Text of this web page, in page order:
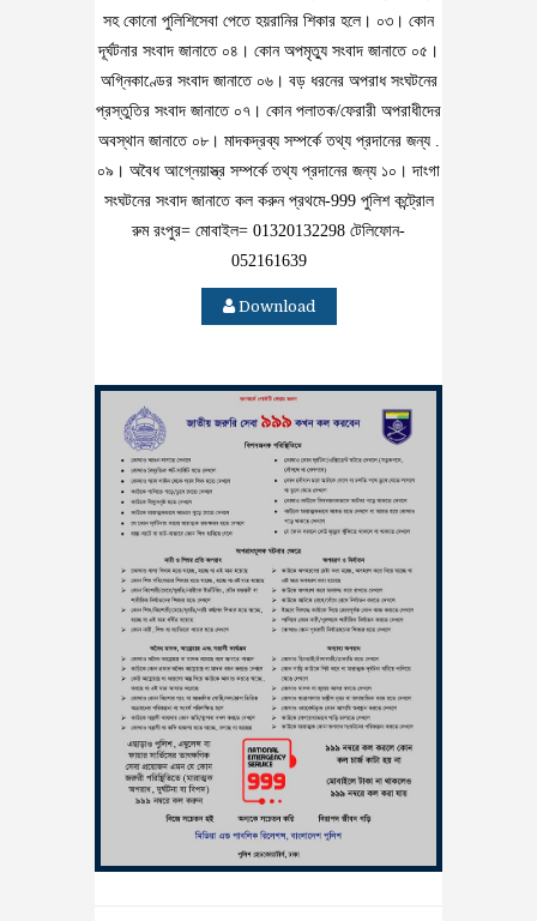
সহ কোনো পুলিশিসেবা পেতে হয়রানির শিকার হলে। ০৩। কোন
দূর্ঘটনার সংবাদ জানাতে ০৪। কোন অপমৃত্যু সংবাদ জানাতে ০৫।
অগ্নিকাণ্ডের সংবাদ জানাতে ০৬। বড় ধরনের অপরাধ সংঘটনের
প্রস্তুতির সংবাদ জানাতে ০৭। কোন পলাতক/ফেরারী অপরাধীদের
অবস্থান জানাতে ০৮। মাদকদ্রব্য সম্পর্কে তথ্য প্রদানের জন্য .
০৯। অবৈধ আগ্নেয়াস্ত্র সম্পর্কে তথ্য প্রদানের জন্য ১০। দাংগা
সংঘটনের সংবাদ জানাতে কল করুন প্রথমে-999 পুলিশ কন্ট্রোল
রুম রংপুর= মোবাইল= 01320132298 টেলিফোন-
052161639
Download